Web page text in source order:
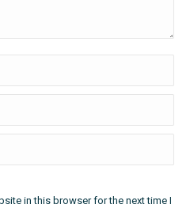
in this browser for the next time I